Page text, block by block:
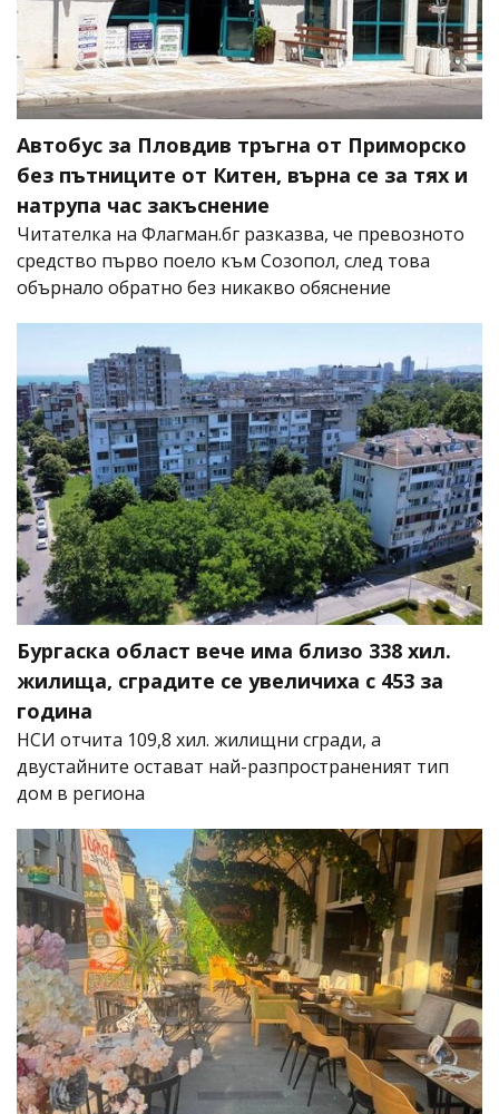
Автобус за Пловдив тръгна от Приморско
без пътниците от Китен, върна се за тях и
натрупа час закъснение
Читателка на Флагман.бг разказва, че превозното
средство първо поело към Созопол, след това
обърнало обратно без никакво обяснение
Бургаска област вече има близо 338 хил.
жилища, сградите се увеличиха с 453 за
година
НСИ отчита 109,8 хил. жилищни сгради, а
двустайните остават най-разпространеният тип
дом в региона